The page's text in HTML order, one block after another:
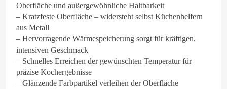
Oberfläche und außergewöhnliche Haltbarkeit
– Kratzfeste Oberfläche – widersteht selbst Küchenhelfern
aus Metall
– Hervorragende Wärmespeicherung sorgt für kräftigen,
intensiven Geschmack
– Schnelles Erreichen der gewünschten Temperatur für
präzise Kochergebnisse
– Glänzende Farbpartikel verleihen der Oberfläche